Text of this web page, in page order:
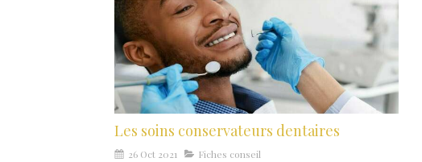
Les soins conservateurs dentaires
26 Oct 2021 Fiches conseil